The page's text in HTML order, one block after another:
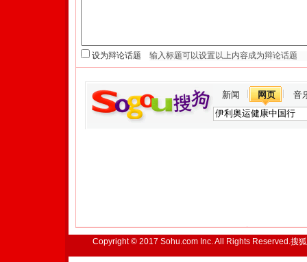
设为辩论话题
新闻 网页 音
Copyright © 2017 Sohu.com Inc. All Rights Reserved.搜